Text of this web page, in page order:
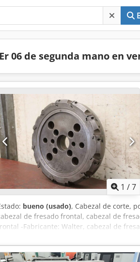
Er 06 de segunda mano en
1 /7
bueno (usado), Cabezal de corte,
de fresado frontal, cabezal de
-Fabricante: Walter, cabezal de
Dimensiones: Ø 335 x 110 mm Chjdpfx